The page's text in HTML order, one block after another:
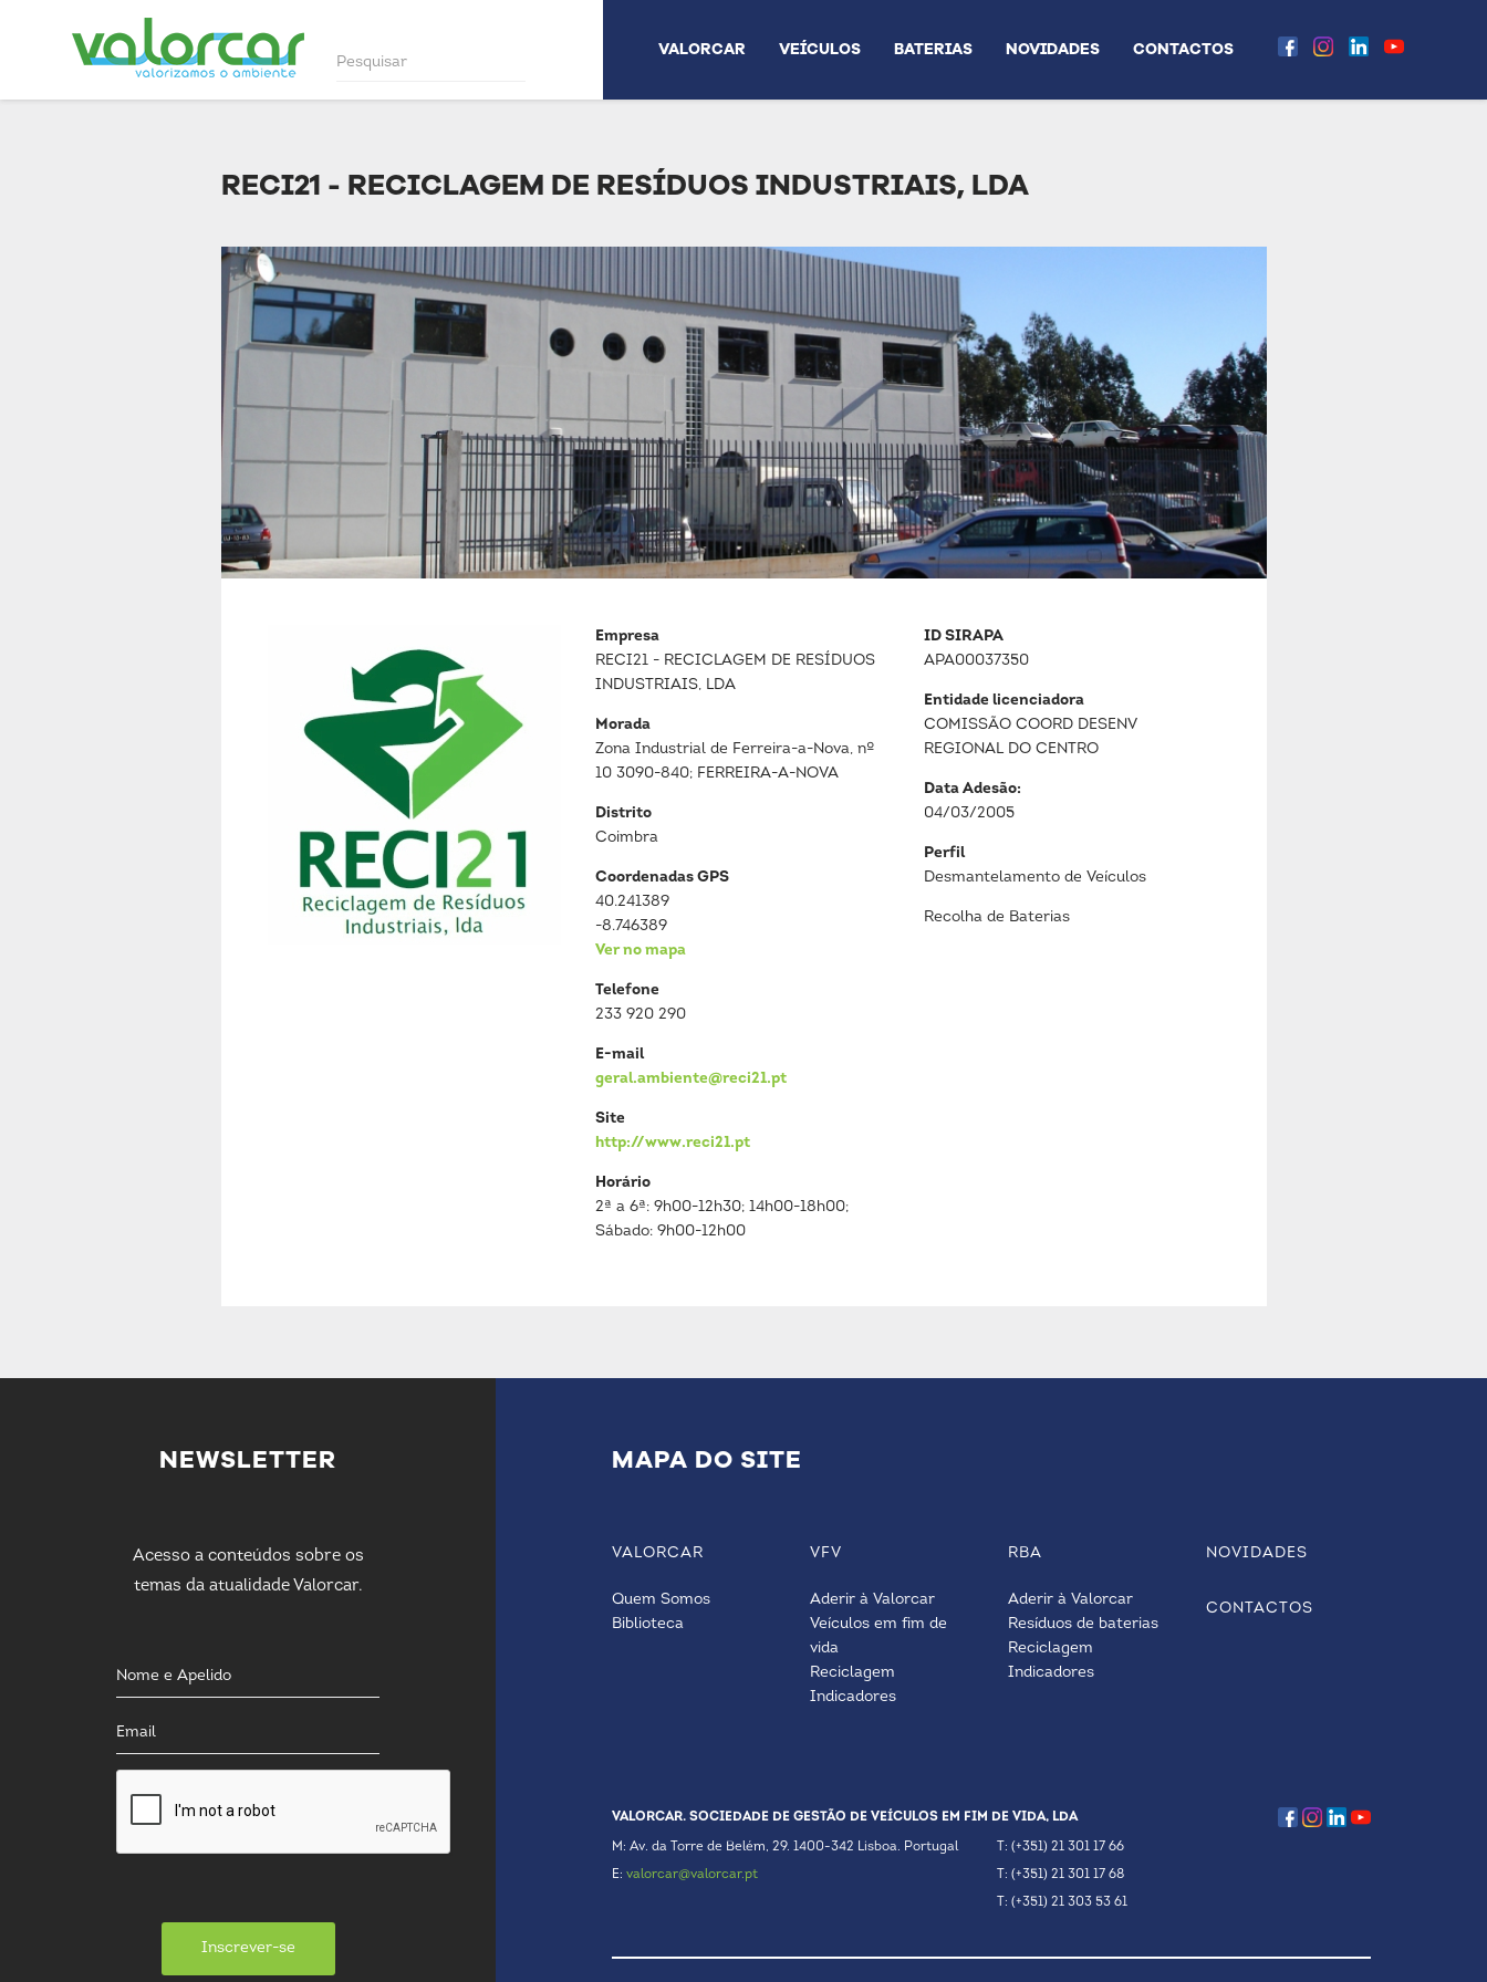
VALORCAR VEÍCULOS BATERIAS NOVIDADES CONTACTOS
RECI21 - RECICLAGEM DE RESÍDUOS INDUSTRIAIS, LDA
Empresa
RECI21 - RECICLAGEM DE RESÍDUOS
INDUSTRIAIS, LDA
Morada
Zona Industrial de Ferreira-a-Nova, nº
10 3090-840; FERREIRA-A-NOVA
Distrito
Coimbra
Coordenadas GPS
40.241389
-8.746389
Ver no mapa
Telefone
233 920 290
E-mail
geral.ambiente@reci21.pt
Site
http://www.reci21.pt
Horário
2ª a 6ª: 9h00-12h30; 14h00-18h00;
Sábado: 9h00-12h00
ID SIRAPA
APA00037350
Entidade licenciadora
COMISSÃO COORD DESENV
REGIONAL DO CENTRO
Data Adesão:
04/03/2005
Perfil
Desmantelamento de Veículos
Recolha de Baterias
NEWSLETTER
Acesso a conteúdos sobre os
temas da atualidade Valorcar.
Inscrever-se
MAPA DO SITE
VALORCAR
Quem Somos
Biblioteca
VFV
Aderir à Valorcar
Veículos em fim de
vida
Reciclagem
Indicadores
RBA
Aderir à Valorcar
Resíduos de baterias
Reciclagem
Indicadores
NOVIDADES
CONTACTOS
VALORCAR. SOCIEDADE DE GESTÃO DE VEÍCULOS EM FIM DE VIDA, LDA
M: Av. da Torre de Belém, 29. 1400-342 Lisboa. Portugal
E: valorcar@valorcar.pt
T: (+351) 21 301 17 66
T: (+351) 21 301 17 68
T: (+351) 21 303 53 61